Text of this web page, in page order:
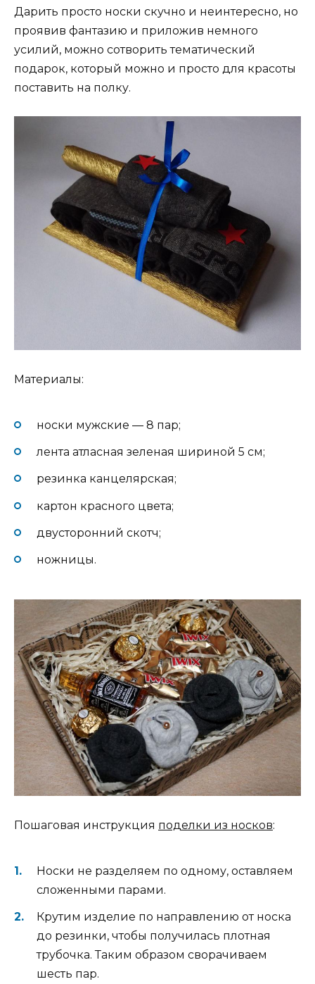
Дарить просто носки скучно и неинтересно, но
проявив фантазию и приложив немного
усилий, можно сотворить тематический
подарок, который можно и просто для красоты
поставить на полку.
Материалы:
носки мужские — 8 пар;
лента атласная зеленая шириной 5 см;
резинка канцелярская;
картон красного цвета;
двусторонний скотч;
ножницы.
Пошаговая инструкция поделки из носков:
Носки не разделяем по одному, оставляем
сложенными парами.
Крутим изделие по направлению от носка
до резинки, чтобы получилась плотная
трубочка. Таким образом сворачиваем
шесть пар.